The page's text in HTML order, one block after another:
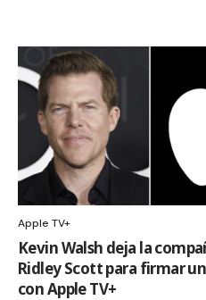
Apple TV+
Kevin Walsh deja la
Ridley Scott para firmar
con Apple TV+